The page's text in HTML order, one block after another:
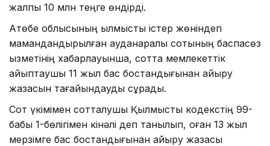
жалпы 10 млн теңге өндірді.
Ақтөбе облысының қылмыстық істер жөніндегі
мамандандырылған ауданаралық сотының баспасөз
қызметінің хабарлауынша, сотта мемлекеттік
айыптаушы 11 жыл бас бостандығынан айыру
жазасын тағайындауды сұрады.
Сот үкімімен сотталушы Қылмыстық кодекстің 99-
бабы 1-бөлігімен кінәлі деп танылып, оған 13 жыл
мерзімге бас бостандығынан айыру жазасы